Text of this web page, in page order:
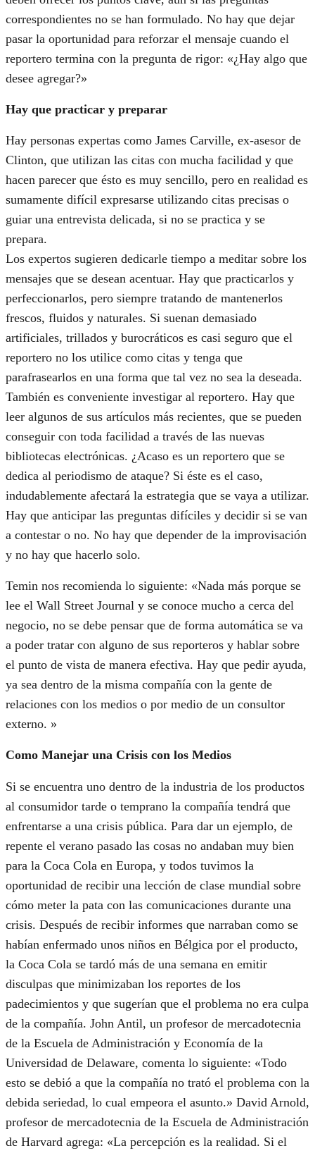
correspondientes no se han formulado. No hay que dejar
pasar la oportunidad para reforzar el mensaje cuando el
reportero termina con la pregunta de rigor: «¿Hay algo que
desee agregar?»
Hay que practicar y preparar
Hay personas expertas como James Carville, ex-asesor de
Clinton, que utilizan las citas con mucha facilidad y que
hacen parecer que ésto es muy sencillo, pero en realidad es
sumamente difícil expresarse utilizando citas precisas o
guiar una entrevista delicada, si no se practica y se
prepara.
Los expertos sugieren dedicarle tiempo a meditar sobre los
mensajes que se desean acentuar. Hay que practicarlos y
perfeccionarlos, pero siempre tratando de mantenerlos
frescos, fluidos y naturales. Si suenan demasiado
artificiales, trillados y burocráticos es casi seguro que el
reportero no los utilice como citas y tenga que
parafrasearlos en una forma que tal vez no sea la deseada.
También es conveniente investigar al reportero. Hay que
leer algunos de sus artículos más recientes, que se pueden
conseguir con toda facilidad a través de las nuevas
bibliotecas electrónicas. ¿Acaso es un reportero que se
dedica al periodismo de ataque? Si éste es el caso,
indudablemente afectará la estrategia que se vaya a utilizar.
Hay que anticipar las preguntas difíciles y decidir si se van
a contestar o no. No hay que depender de la improvisación
y no hay que hacerlo solo.
Temin nos recomienda lo siguiente: «Nada más porque se
lee el Wall Street Journal y se conoce mucho a cerca del
negocio, no se debe pensar que de forma automática se va
a poder tratar con alguno de sus reporteros y hablar sobre
el punto de vista de manera efectiva. Hay que pedir ayuda,
ya sea dentro de la misma compañía con la gente de
relaciones con los medios o por medio de un consultor
externo. »
Como Manejar una Crisis con los Medios
Si se encuentra uno dentro de la industria de los productos
al consumidor tarde o temprano la compañía tendrá que
enfrentarse a una crisis pública. Para dar un ejemplo, de
repente el verano pasado las cosas no andaban muy bien
para la Coca Cola en Europa, y todos tuvimos la
oportunidad de recibir una lección de clase mundial sobre
cómo meter la pata con las comunicaciones durante una
crisis. Después de recibir informes que narraban como se
habían enfermado unos niños en Bélgica por el producto,
la Coca Cola se tardó más de una semana en emitir
disculpas que minimizaban los reportes de los
padecimientos y que sugerían que el problema no era culpa
de la compañía. John Antil, un profesor de mercadotecnia
de la Escuela de Administración y Economía de la
Universidad de Delaware, comenta lo siguiente: «Todo
esto se debió a que la compañía no trató el problema con la
debida seriedad, lo cual empeora el asunto.» David Arnold,
profesor de mercadotecnia de la Escuela de Administración
de Harvard agrega: «La percepción es la realidad. Si el